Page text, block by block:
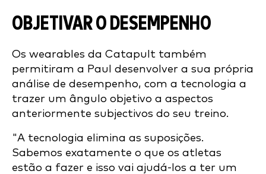
OBJETIVAR O DESEMPENHO
Os wearables da Catapult também
permitiram a Paul desenvolver a sua própria
análise de desempenho, com a tecnologia a
trazer um ângulo objetivo a aspectos
anteriormente subjectivos do seu treino.
"A tecnologia elimina as suposições.
Sabemos exatamente o que os atletas
estão a fazer e isso vai ajudá-los a ter um